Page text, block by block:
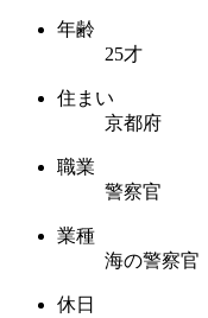
年齢
25才
住まい
京都府
職業
警察官
業種
海の警察官
休日